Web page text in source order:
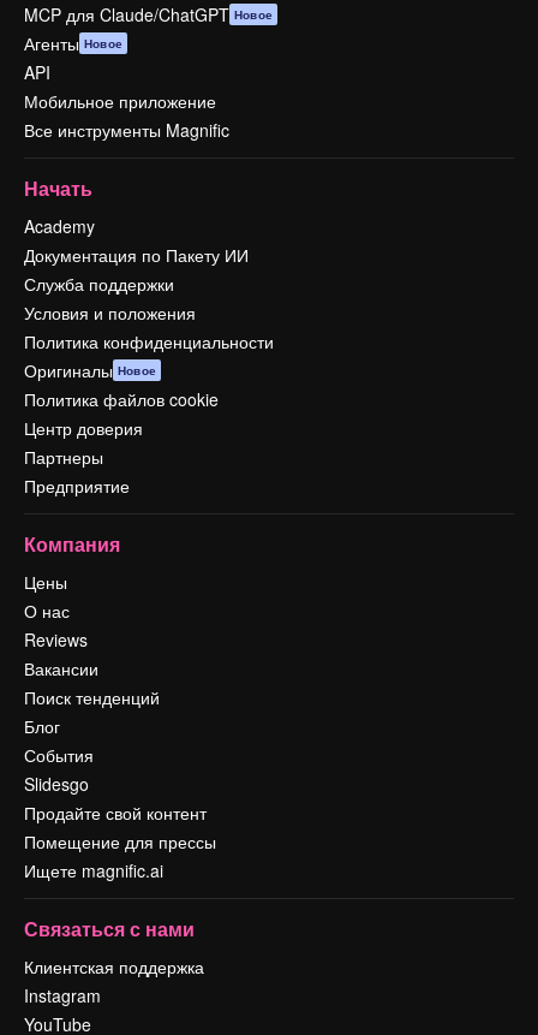
MCP для Claude/ChatGPT Новое
Агенты Новое
API
Мобильное приложение
Все инструменты Magnific
Начать
Academy
Документация по Пакету ИИ
Служба поддержки
Условия и положения
Политика конфиденциальности
Оригиналы Новое
Политика файлов cookie
Центр доверия
Партнеры
Предприятие
Компания
Цены
О нас
Reviews
Вакансии
Поиск тенденций
Блог
События
Slidesgo
Продайте свой контент
Помещение для прессы
Ищете magnific.ai
Связаться с нами
Клиентская поддержка
Instagram
YouTube